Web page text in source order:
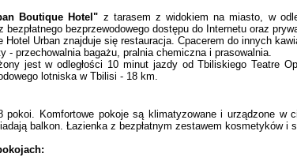
Boutique Hotel" z tarasem z widokiem na miasto, w
bezpłatnego bezprzewodowego dostępu do Internetu oraz
Hotel Urban znajduje się restauracja. Cpacerem do innych
- przechowalnia bagażu, pralnia chemiczna i prasowalnia.
jest w odległości 10 minut jazdy od Tbiliskiego Teatre
lotniska w Tbilisi - 18 km.
pokoi. Komfortowe pokoje są klimatyzowane i urządzone w
balkon. Łazienka z bezpłatnym zestawem kosmetyków i